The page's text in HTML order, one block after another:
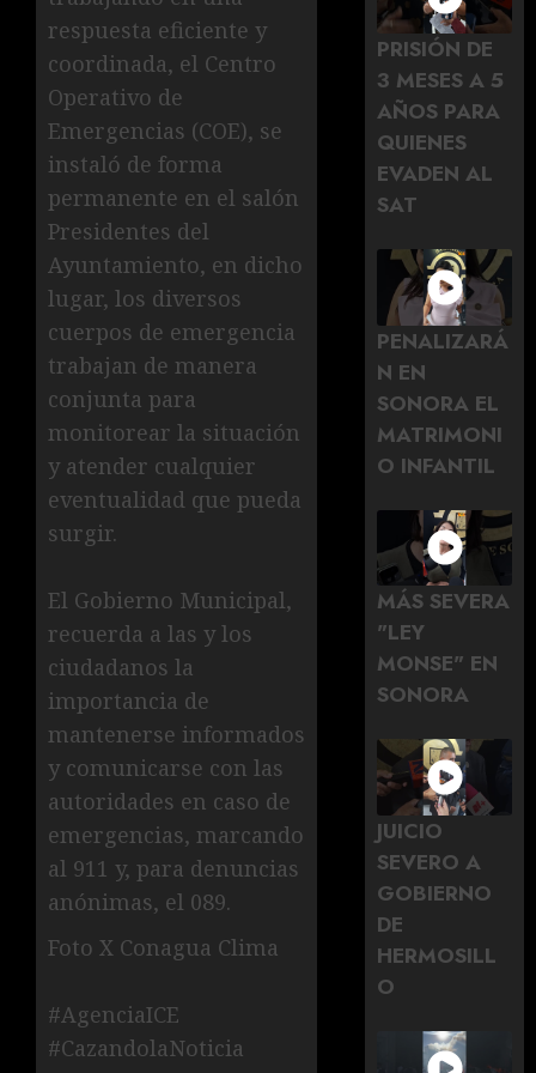
respuesta eficiente y
coordinada, el Centro
Operativo de
Emergencias (COE), se
instaló de forma
permanente en el salón
Presidentes del
Ayuntamiento, en dicho
lugar, los diversos
cuerpos de emergencia
trabajan de manera
conjunta para
monitorear la situación
y atender cualquier
eventualidad que pueda
surgir.
El Gobierno Municipal,
recuerda a las y los
ciudadanos la
importancia de
mantenerse informados
y comunicarse con las
autoridades en caso de
emergencias, marcando
al 911 y, para denuncias
anónimas, el 089.
Foto X Conagua Clima
#AgenciaICE
#CazandolaNoticia
PRISIÓN DE
3 MESES A 5
AÑOS PARA
QUIENES
EVADEN AL
SAT
PENALIZARÁ
N EN
SONORA EL
MATRIMONI
O INFANTIL
MÁS SEVERA
"LEY
MONSE" EN
SONORA
JUICIO
SEVERO A
GOBIERNO
DE
HERMOSILL
O